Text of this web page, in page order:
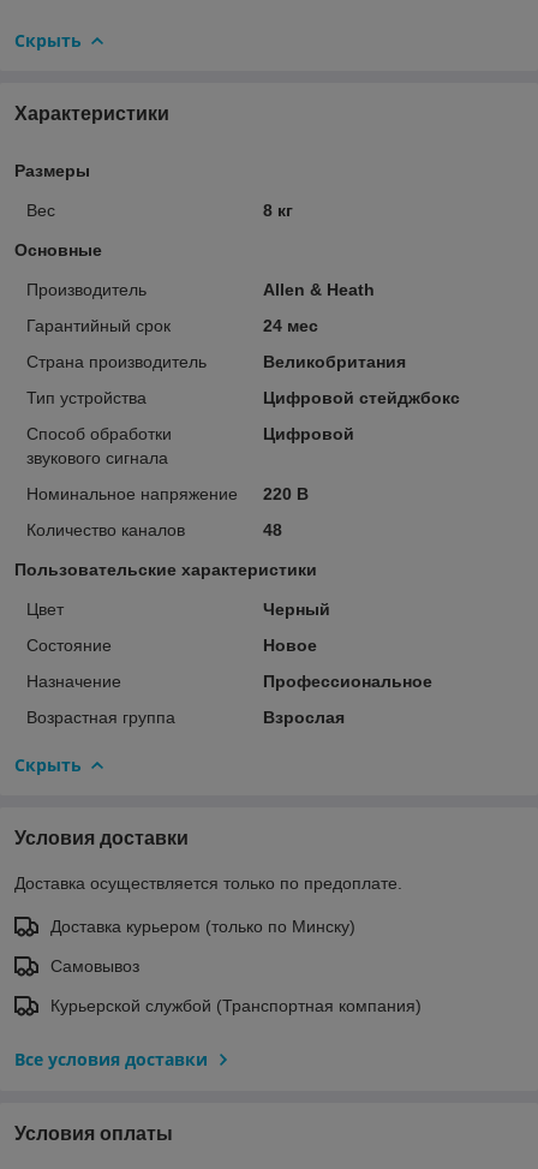
Скрыть
Характеристики
Размеры
Вес 8 кг
Основные
Производитель
Allen & Heath
Гарантийный срок
24 мес
Страна производитель
Великобритания
Тип устройства
Цифровой стейджбокс
Способ обработки
звукового сигнала
Цифровой
Номинальное напряжение
220 В
Количество каналов
48
Пользовательские характеристики
Цвет
Черный
Состояние
Новое
Назначение
Профессиональное
Возрастная группа
Взрослая
Скрыть
Условия доставки
Доставка осуществляется только по предоплате.
Доставка курьером (только по Минску)
Самовывоз
Курьерской службой (Транспортная компания)
Все условия доставки
Условия оплаты